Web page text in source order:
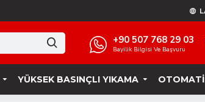
+90 507 768 29 03
Bayilik Bilgisi Ve Başvuru
YÜKSEK BASINÇLI YIKAMA